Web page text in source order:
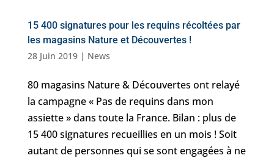
15 400 signatures pour les requins récoltées par
les magasins Nature et Découvertes !
28 Juin 2019| News
80 magasins Nature & Découvertes ont relayé
la campagne « Pas de requins dans mon
assiette » dans toute la France. Bilan : plus de
15 400 signatures recueillies en un mois ! Soit
autant de personnes qui se sont engagées à ne